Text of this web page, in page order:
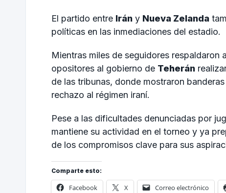
El partido entre Irán y Nueva Zelanda
políticas en las inmediaciones del estadio.
Mientras miles de seguidores respaldaron
opositores al gobierno de Teherán
de las tribunas, donde mostraron
rechazo al régimen iraní.
Pese a las dificultades denunciadas por
mantiene su actividad en el torneo y ya
de los compromisos clave para sus
Comparte esto:
Facebook X Correo electrónico